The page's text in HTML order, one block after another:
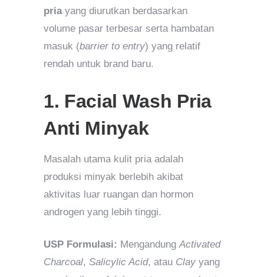
priayang diurutkan berdasarkan
volume pasar terbesar serta hambatan
masuk (barrier to entry) yang relatif
rendah untuk brand baru.
1. Facial Wash Pria
Anti Minyak
Masalah utama kulit pria adalah
produksi minyak berlebih akibat
aktivitas luar ruangan dan hormon
androgen yang lebih tinggi.
USP Formulasi: MengandungActivated
Charcoal, Salicylic Acid, atau Clay yang